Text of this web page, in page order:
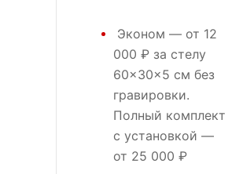
Эконом — от 12
000 ₽ за стелу
60×30×5 см без
гравировки.
Полный комплект
с установкой —
от 25 000 ₽